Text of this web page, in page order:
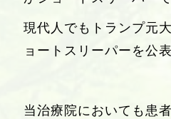
現代人でもトランプ元
ョートスリーパーを公
当治療院においても患